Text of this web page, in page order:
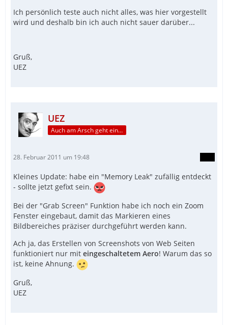
Ich persönlich teste auch nicht alles, was hier vorgestellt
wird und deshalb bin ich auch nicht sauer darüber...
Gruß,
UEZ
UEZ
Auch am Arsch geht ein Weg vorbei...
28. Februar 2011 um 19:48
Kleines Update: habe ein "Memory Leak" zufällig entdeckt
- sollte jetzt gefixt sein.
Bei der "Grab Screen" Funktion habe ich noch ein Zoom
Fenster eingebaut, damit das Markieren eines
Bildbereiches präziser durchgeführt werden kann.
Ach ja, das Erstellen von Screenshots von Web Seiten
funktioniert nur mit eingeschaltetem Aero! Warum das so
ist, keine Ahnung.
Gruß,
UEZ